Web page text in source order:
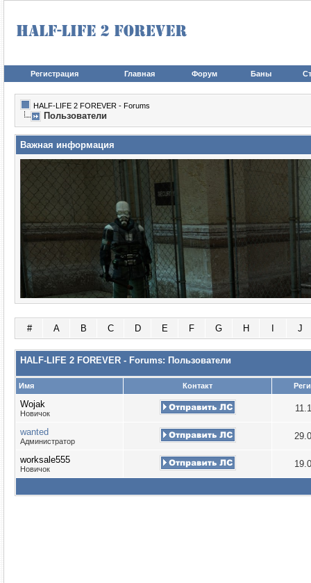
Регистрация Главная Форум Баны
HALF-LIFE 2 FOREVER - Forums
Пользователи
Важная информация
# A B C D E F G H J
HALF-LIFE 2 FOREVER - Forums: Пользователи
Имя Контакт
Wojak
Новичок
wanted
Администратор
worksale555
Новичок